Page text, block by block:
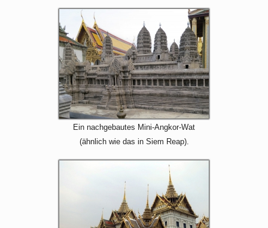
Ein nachgebautes Mini-Angkor-Wat
(ähnlich wie das in Siem Reap).